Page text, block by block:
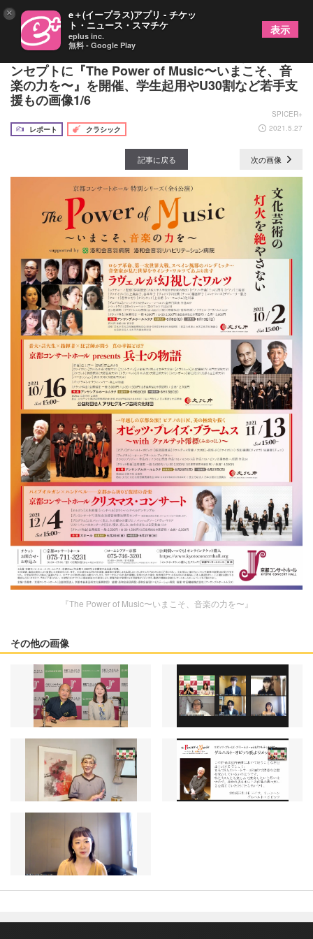
京都コンサートホールが「コロナに屈しない」をコ
ンセプトに『The Power of Music〜いまこそ、音
楽の力を〜』を開催、学生起用やU30割など若手支
援もの画像1/6
SPICER+
レポート
クラシック 2021.5.27
記事に戻る 次の画像
『The Power of Music〜いまこそ、音楽の力を〜』
その他の画像
× e＋(イープラス)アプリ - チケッ
ト・ニュース・スマチケ
eplus inc.
無料 - Google Play
表示